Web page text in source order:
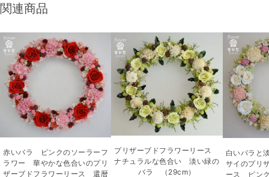
関連商品
赤いバラ ピンクのソーラーフ
ラワー 華やかな色合いのプリ
ザーブドフラワーリース 還暦
プリザーブドフラワーリース
ナチュラルな色合い 淡い緑の
バラ （29cm）
白いバラと
サイのプリ
ース ピン